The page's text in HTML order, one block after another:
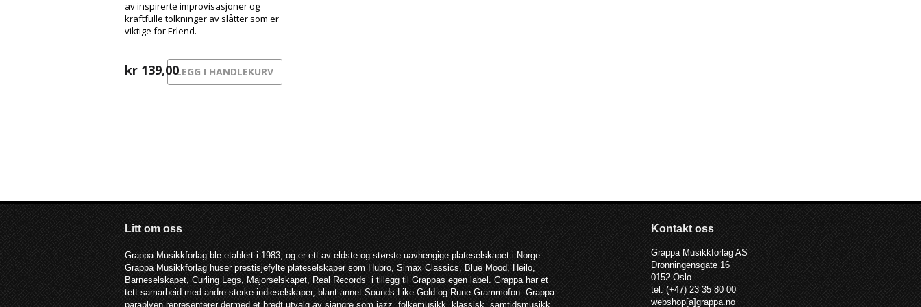
av inspirerte improvisasjoner og
kraftfulle tolkninger av slåtter som er
viktige for Erlend.
kr 139,00LEGG I HANDLEKURV
Litt om oss
Grappa Musikkforlag ble etablert i 1983, og er ett av eldste og største uavhengige plateselskapet i Norge.
Grappa Musikkforlag huser prestisjefylte plateselskaper som Hubro, Simax Classics, Blue Mood, Heilo,
Barneselskapet, Curling Legs, Majorselskapet, Real Records i tillegg til Grappas egen label. Grappa har et
tett samarbeid med andre sterke indieselskaper, blant annet Sounds Like Gold og Rune Grammofon. Grappa-
paraplyen representerer dermed et bredt utvalg av sjangre som jazz, folkemusikk, klassisk, samtidsmusikk,
Kontakt oss
Grappa Musikkforlag AS
Dronningensgate 16
0152 Oslo
tel: (+47) 23 35 80 00
webshop[a]grappa.no